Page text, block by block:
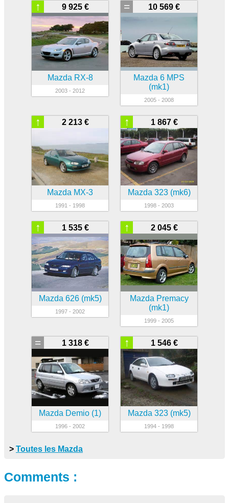
9 925 €
↑
Mazda RX-8
2003 - 2012
10 569 €
=
Mazda 6 MPS
(mk1)
2005 - 2008
2 213 €
↑
Mazda MX-3
1991 - 1998
1 867 €
↑
Mazda 323 (mk6)
1998 - 2003
1 535 €
↑
Mazda 626 (mk5)
1997 - 2002
2 045 €
↑
Mazda Premacy
(mk1)
1999 - 2005
1 318 €
=
Mazda Demio (1)
1996 - 2002
1 546 €
↑
Mazda 323 (mk5)
1994 - 1998
> Toutes les Mazda
Comments :